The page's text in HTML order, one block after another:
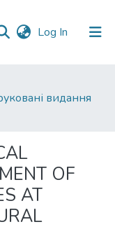
Log In (current)
видання
OF
AT